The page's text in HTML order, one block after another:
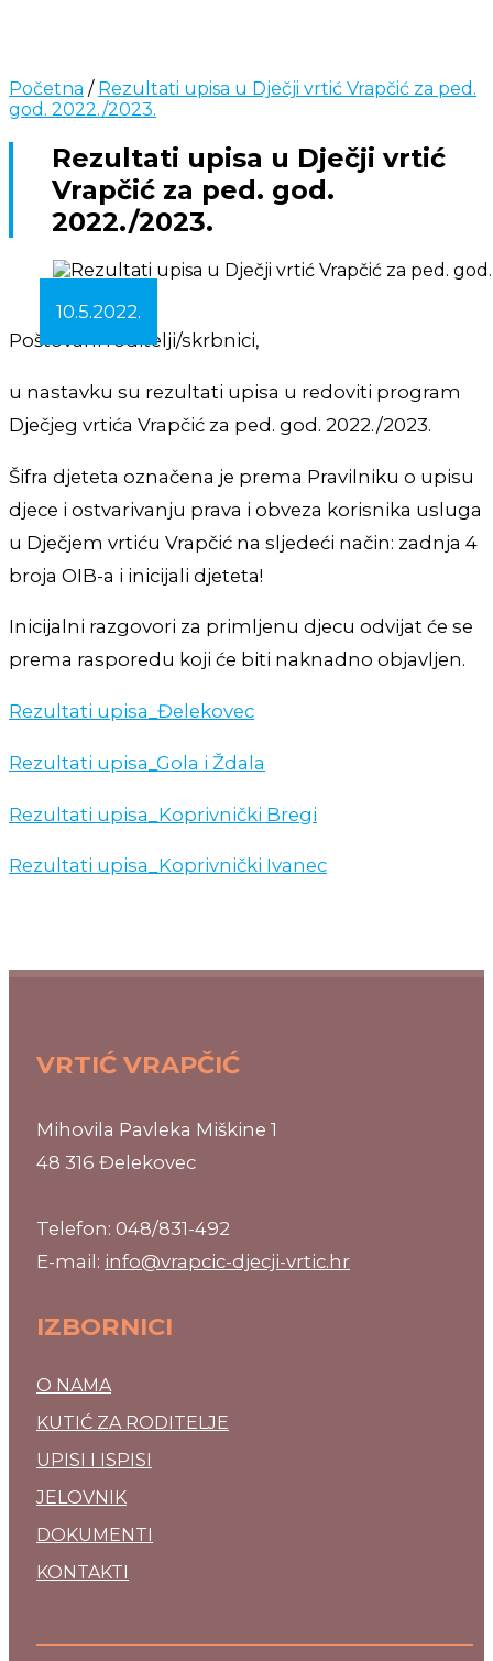
Početna / Rezultati upisa u Dječji vrtić Vrapčić za ped.
god. 2022./2023.
Rezultati upisa u Dječji vrtić
Vrapčić za ped. god.
2022./2023.
10.5.2022.
Poštovani roditelji/skrbnici,
u nastavku su rezultati upisa u redoviti program
Dječjeg vrtića Vrapčić za ped. god. 2022./2023.
Šifra djeteta označena je prema Pravilniku o upisu
djece i ostvarivanju prava i obveza korisnika usluga
u Dječjem vrtiću Vrapčić na sljedeći način: zadnja 4
broja OIB-a i inicijali djeteta!
Inicijalni razgovori za primljenu djecu odvijat će se
prema rasporedu koji će biti naknadno objavljen.
Rezultati upisa_Đelekovec
Rezultati upisa_Gola i Ždala
Rezultati upisa_Koprivnički Bregi
Rezultati upisa_Koprivnički Ivanec
VRTIĆ VRAPČIĆ
Mihovila Pavleka Miškine 1
48 316 Đelekovec
Telefon: 048/831-492
E-mail: info@vrapcic-djecji-vrtic.hr
IZBORNICI
O NAMA
KUTIĆ ZA RODITELJE
UPISI I ISPISI
JELOVNIK
DOKUMENTI
KONTAKTI